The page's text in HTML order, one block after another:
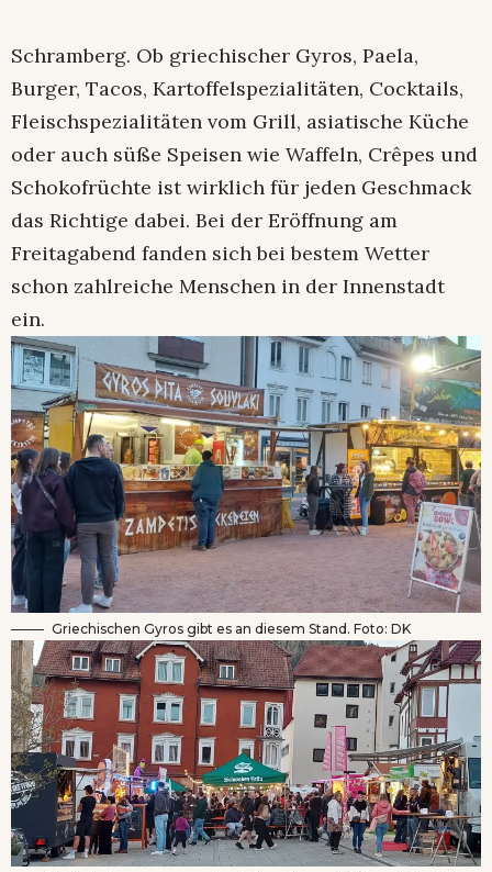
Schramberg. Ob griechischer Gyros, Paela,
Burger, Tacos, Kartoffelspezialitäten, Cocktails,
Fleischspezialitäten vom Grill, asiatische Küche
oder auch süße Speisen wie Waffeln, Crêpes und
Schokofrüchte ist wirklich für jeden Geschmack
das Richtige dabei. Bei der Eröffnung am
Freitagabend fanden sich bei bestem Wetter
schon zahlreiche Menschen in der Innenstadt
ein.
Griechischen Gyros gibt es an diesem Stand. Foto: DK